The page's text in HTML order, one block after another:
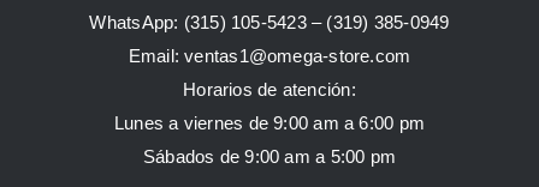
WhatsApp: (315) 105-5423 – (319) 385-0949
Email:ventas1@omega-store.com
Horarios de atención:
Lunes a viernes de 9:00 am a 6:00 pm
Sábados de 9:00 am a 5:00 pm